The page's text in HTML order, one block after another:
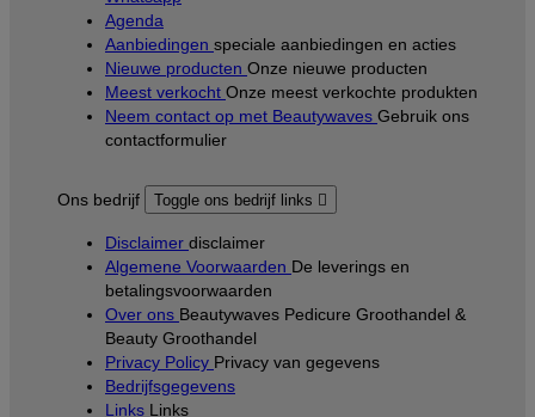
Agenda
Aanbiedingen speciale aanbiedingen en acties
Nieuwe producten Onze nieuwe producten
Meest verkocht Onze meest verkochte produkten
Neem contact op met Beautywaves Gebruik ons
contactformulier
Ons bedrijf Toggle ons bedrijf links 
Disclaimer disclaimer
Algemene Voorwaarden De leverings en
betalingsvoorwaarden
Over ons Beautywaves Pedicure Groothandel &
Beauty Groothandel
Privacy Policy Privacy van gegevens
Bedrijfsgegevens
Links Links